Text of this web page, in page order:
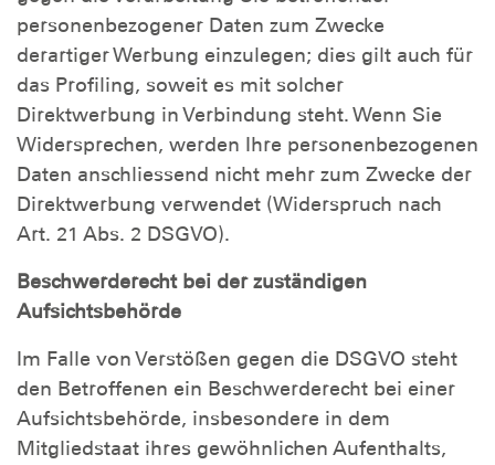
personenbezogener Daten zum Zwecke
derartiger Werbung einzulegen; dies gilt auch für
das Profiling, soweit es mit solcher
Direktwerbung in Verbindung steht. Wenn Sie
Widersprechen, werden Ihre personenbezogenen
Daten anschliessend nicht mehr zum Zwecke der
Direktwerbung verwendet (Widerspruch nach
Art. 21 Abs. 2 DSGVO).
Beschwerderecht bei der zuständigen
Aufsichtsbehörde
Im Falle von Verstößen gegen die DSGVO steht
den Betroffenen ein Beschwerderecht bei einer
Aufsichtsbehörde, insbesondere in dem
Mitgliedstaat ihres gewöhnlichen Aufenthalts,